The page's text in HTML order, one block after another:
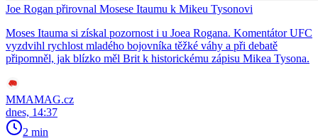
Joe Rogan přirovnal Mosese Itaumu k Mikeu Tysonovi
Moses Itauma si získal pozornost i u Joea Rogana. Komentátor UFC
vyzdvihl rychlost mladého bojovníka těžké váhy a při debatě
připomněl, jak blízko měl Brit k historickému zápisu Mikea Tysona.
MMAMAG.cz
dnes, 14:37
2 min